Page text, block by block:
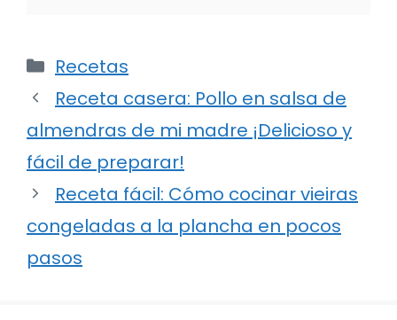
Categorías
Recetas
Receta casera: Pollo en salsa de
almendras de mi madre ¡Delicioso y
fácil de preparar!
Receta fácil: Cómo cocinar vieiras
congeladas a la plancha en pocos
pasos